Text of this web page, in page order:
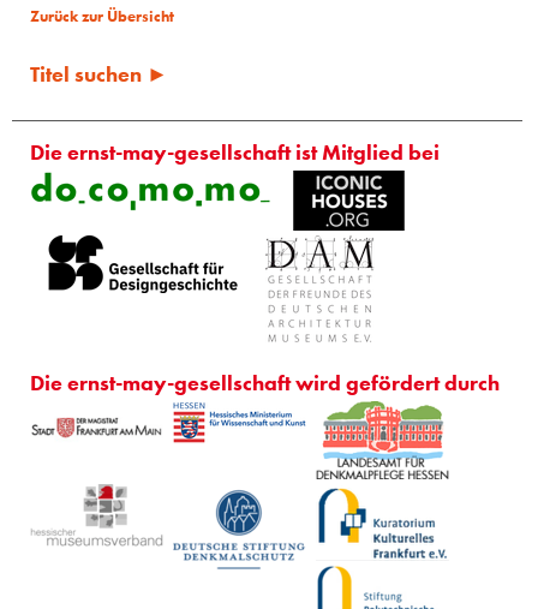
Zurück zur Übersicht
Titel suchen ►
Die ernst-may-gesellschaft ist Mitglied bei
Die ernst-may-gesellschaft wird gefördert durch